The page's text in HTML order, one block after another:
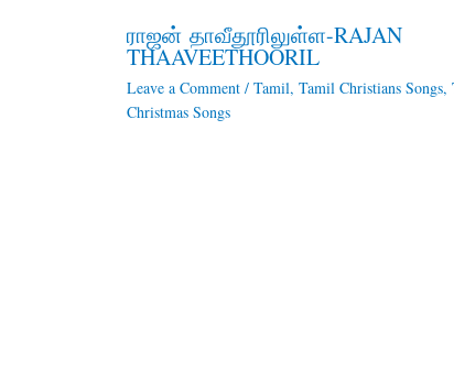
ராஜன் தாவீதூரிலுள்ள-RAJAN
THAAVEETHOORIL
Leave a Comment / Tamil, Tamil Christians Songs,
Christmas Songs